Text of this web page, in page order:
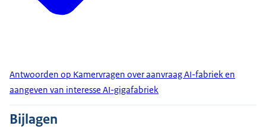
Antwoorden op Kamervragen over aanvraag AI-fabriek en
aangeven van interesse AI-gigafabriek
Bijlagen